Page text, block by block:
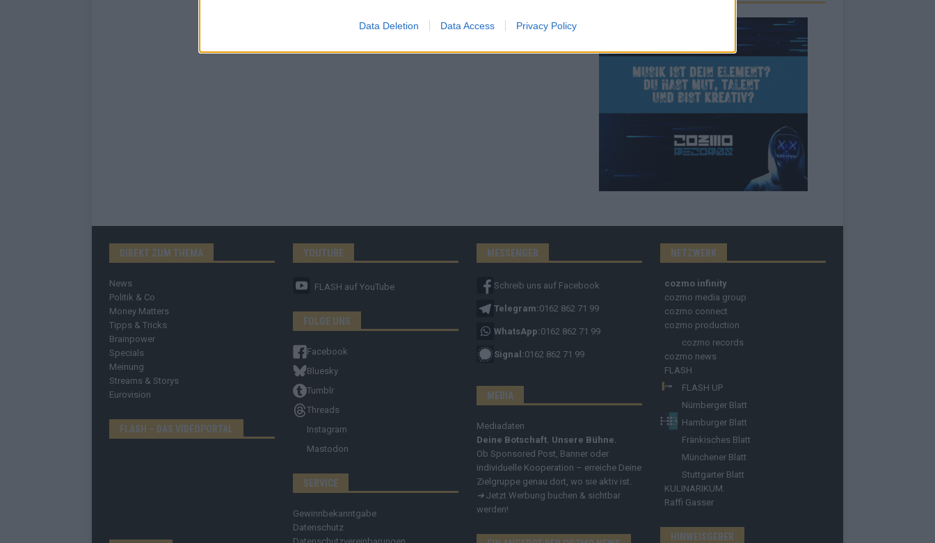
Data Deletion Data Access Privacy Policy
DIREKT ZUM THEMA
News
Politik & Co
Money Matters
Tipps & Tricks
Brainpower
Specials
Meinung
Streams & Storys
Eurovision
FLASH – DAS VIDEOPORTAL
YOUTUBE
FLASH auf YouTube
FOLGE UNS
Facebook
Bluesky
Tumblr
Threads
Instagram
Mastodon
SERVICE
Gewinnbekanntgabe
Datenschutz
MESSENGER
Schreib uns auf Facebook
Telegram:0162 862 71 99
WhatsApp:0162 862 71 99
Signal:0162 862 71 99
MEDIA
Mediadaten
Deine Botschaft. Unsere Bühne.
Ob Sponsored Post, Banner oder
individuelle Kooperation – erreiche Deine
Zielgruppe genau dort, wo sie aktiv ist.
➔ Jetzt Werbung buchen & sichtbar
werden!
NETZWERK
cozmo infinity
cozmo media group
cozmo connect
cozmo production
cozmo records
cozmo news
FLASH
FLASH UP
Nürnberger Blatt
Hamburger Blatt
Fränkisches Blatt
Münchener Blatt
Stuttgarter Blatt
KULINARIKUM.
Raffi Gasser
HINWEISGEBER